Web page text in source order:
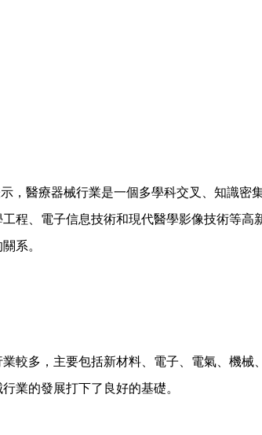
，醫療器械行業是一個多學科交叉、知識
程、電子信息技術和現代醫學影像技術等
系。
較多，主要包括新材料、電子、電氣、機
業的發展打下了良好的基礎。